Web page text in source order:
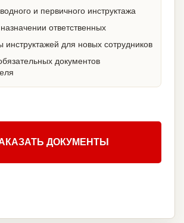
и первичного инструктажа
ответственных
инструктажей для новых сотрудников
документов
ДОКУМЕНТЫ